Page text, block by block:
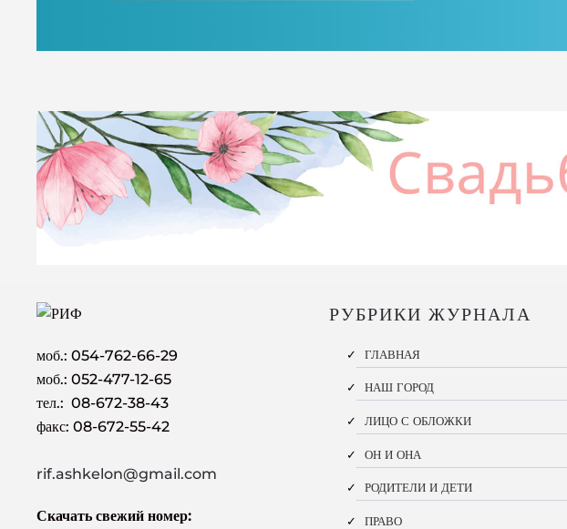
моб.: 054-762-66-29
моб.: 052-477-12-65
тел.: 08-672-38-43
факс: 08-672-55-42
rif.ashkelon@gmail.com
Скачать свежий номер:
РУБРИКИ ЖУРНАЛА
ГЛАВНАЯ
НАШ ГОРОД
ЛИЦО С ОБЛОЖКИ
ОН И ОНА
РОДИТЕЛИ И ДЕТИ
ПРАВО